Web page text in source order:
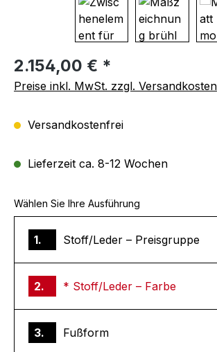
Regulärer Preis:
2.154,00 € *
Preise inkl. MwSt. zzgl. Versandkosten
Versandkostenfrei
Lieferzeit ca. 8-12 Wochen
Wählen Sie Ihre Ausführung
1. Stoff/Leder – Preisgruppe
2. * Stoff/Leder – Farbe
3. Fußform